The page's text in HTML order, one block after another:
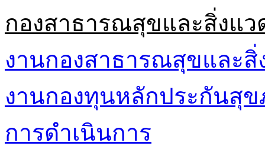
กองสาธารณสุขและสิ่งแว
งานกองสาธารณสุขและสิ่
งานกองทุนหลักประกันสุ
การดำเนินการ